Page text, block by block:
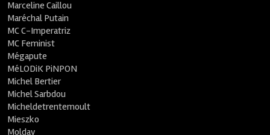
Marceline Caillou
Maréchal Putain
MC C-Imperatriz
MC Feminist
Mégapute
MéLODiK PiNPON
Michel Bertier
Michel Sarbdou
Micheldetrentemoult
Mieszko
Moldav